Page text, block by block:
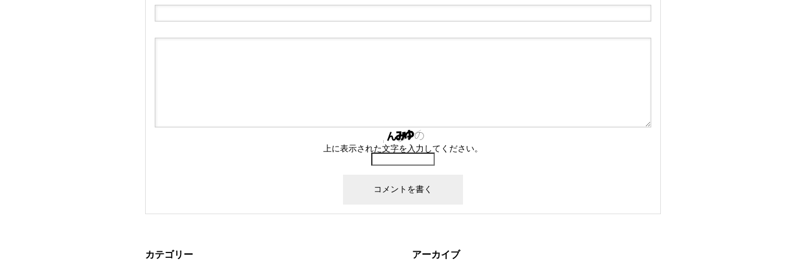
上に表示された文字を入力してください。
カテゴリー アーカイブ